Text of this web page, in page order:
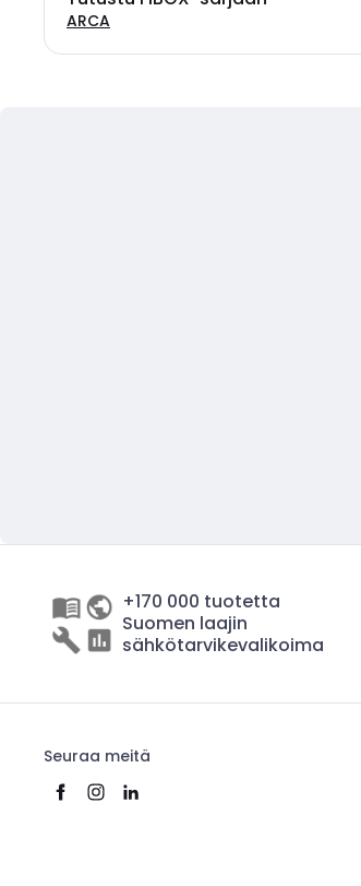
ARCA
+170 000 tuotetta
Suomen laajin
sähkötarvikevalikoima
Seuraa meitä